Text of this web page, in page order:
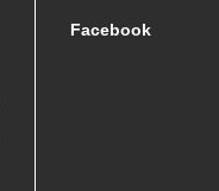
Facebook